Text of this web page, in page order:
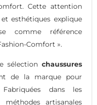
Cette attention
esthétiques explique
comme référence
Comfort ».
sélection chaussures
de la marque pour
Fabriquées dans les
artisanales